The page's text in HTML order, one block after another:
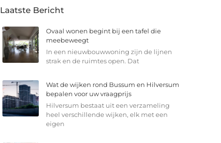
Laatste Bericht
Ovaal wonen begint bij een tafel die
meebeweegt
In een nieuwbouwwoning zijn de lijnen
strak en de ruimtes open. Dat
Wat de wijken rond Bussum en Hilversum
bepalen voor uw vraagprijs
Hilversum bestaat uit een verzameling
heel verschillende wijken, elk met een
eigen